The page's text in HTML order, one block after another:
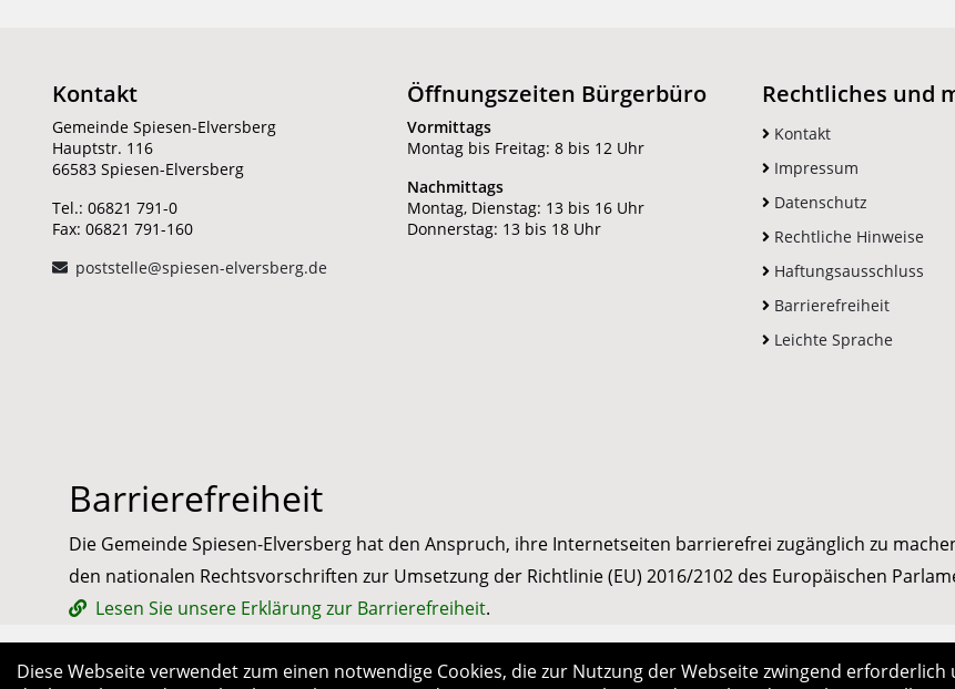
Kontakt
Gemeinde Spiesen-Elversberg
Hauptstr. 116
66583 Spiesen-Elversberg
Tel.: 06821 791-0
Fax: 06821 791-160
poststelle@spiesen-elversberg.de
Öffnungszeiten Bürgerbüro
Vormittags
Montag bis Freitag: 8 bis 12 Uhr
Nachmittags
Montag, Dienstag: 13 bis 16 Uhr
Donnerstag: 13 bis 18 Uhr
Rechtliches und
Kontakt
Impressum
Datenschutz
Rechtliche Hinweise
Haftungsausschluss
Barrierefreiheit
Leichte Sprache
Barrierefreiheit
Die Gemeinde Spiesen-Elversberg hat den Anspruch, ihre Internetseiten barrierefrei zugänglich zu
den nationalen Rechtsvorschriften zur Umsetzung der Richtlinie (EU) 2016/2102 des Europäischen
Lesen Sie unsere Erklärung zur Barrierefreiheit.
Diese Webseite verwendet zum einen notwendige Cookies, die zur Nutzung der Webseite zwingend erforderlich